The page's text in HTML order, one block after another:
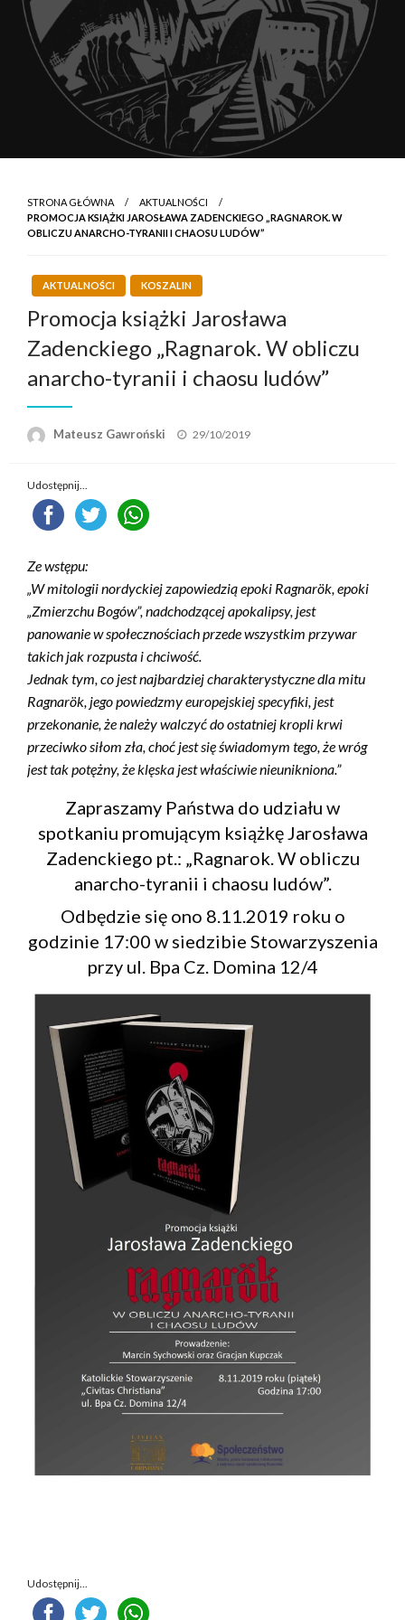
STRONA GŁÓWNA
AKTUALNOŚCI
PROMOCJA KSIĄŻKI JAROSŁAWA ZADENCKIEGO „RAGNAROK. W
OBLICZU ANARCHO-TYRANII I CHAOSU LUDÓW”
AKTUALNOŚCI KOSZALIN
Promocja książki Jarosława
Zadenckiego „Ragnarok. W obliczu
anarcho-tyranii i chaosu ludów”
Mateusz Gawroński
Opublikowane
29/10/2019
Udostępnij...
Ze wstępu:
„W mitologii nordyckiej zapowiedzią epoki Ragnarök, epoki
„Zmierzchu Bogów”, nadchodzącej apokalipsy, jest
panowanie w społecznościach przede wszystkim przywar
takich jak rozpusta i chciwość.
Jednak tym, co jest najbardziej charakterystyczne dla mitu
Ragnarök, jego powiedzmy europejskiej specyfiki, jest
przekonanie, że należy walczyć do ostatniej kropli krwi
przeciwko siłom zła, choć jest się świadomym tego, że wróg
jest tak potężny, że klęska jest właściwie nieunikniona.”
Zapraszamy Państwa do udziału w
spotkaniu promującym książkę Jarosława
Zadenckiego pt.: „Ragnarok. W obliczu
anarcho-tyranii i chaosu ludów”.
Odbędzie się ono 8.11.2019 roku o
godzinie 17:00 w siedzibie Stowarzyszenia
przy ul. Bpa Cz. Domina 12/4
Udostępnij...